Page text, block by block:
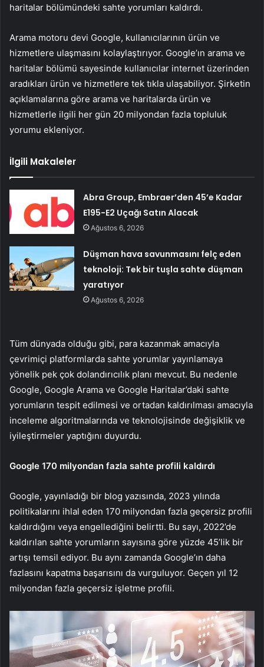
haritalar bölümündeki sahte yorumları kaldırdı.
Arama motoru devi Google, kullanıcılarının ürün ve
hizmetlere ulaşmasını kolaylaştırıyor. Google’ın arama ve
haritalar bölümü sayesinde kullanıcılar internet üzerinden
aradıkları ürün ve hizmetlere tek tıkla ulaşabiliyor. Şirketin
açıklamalarına göre arama ve haritalarda ürün ve
hizmetlerle ilgili her gün 20 milyondan fazla topluluk
yorumu ekleniyor.
İlgili Makaleler
Abra Group, Embraer’den 45’e Kadar
E195-E2 Uçağı Satın Alacak
Ağustos 6, 2026
Düşman hava savunmasını felç eden
teknoloji: Tek bir tuşla sahte düşman
yaratıyor
Ağustos 6, 2026
Tüm dünyada olduğu gibi, para kazanmak amacıyla
çevrimiçi platformlarda sahte yorumlar yayınlamaya
yönelik pek çok dolandırıcılık planı mevcut. Bu nedenle
Google, Google Arama ve Google Haritalar’daki sahte
yorumların tespit edilmesi ve ortadan kaldırılması amacıyla
inceleme algoritmalarında ve teknolojisinde değişiklik ve
iyileştirmeler yaptığını duyurdu.
Google 170 milyondan fazla sahte profili kaldırdı
Google, yayınladığı bir blog yazısında, 2023 yılında
politikalarını ihlal eden 170 milyondan fazla geçersiz profili
kaldırdığını veya engellediğini belirtti. Bu sayı, 2022’de
kaldırılan sahte yorumların sayısına göre yüzde 45’lik bir
artışı temsil ediyor. Bu aynı zamanda Google’ın daha
fazlasını kapatma başarısını da vurguluyor. Geçen yıl 12
milyondan fazla geçersiz işletme profili.